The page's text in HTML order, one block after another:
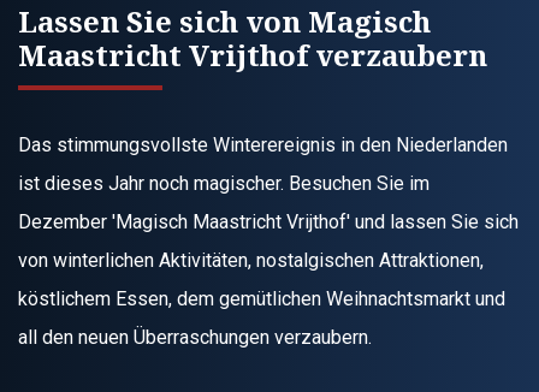
Lassen Sie sich von Magisch
Maastricht Vrijthof verzaubern
Das stimmungsvollste Winterereignis in den Niederlanden
ist dieses Jahr noch magischer. Besuchen Sie im
Dezember 'Magisch Maastricht Vrijthof' und lassen Sie sich
von winterlichen Aktivitäten, nostalgischen Attraktionen,
köstlichem Essen, dem gemütlichen Weihnachtsmarkt und
all den neuen Überraschungen verzaubern.